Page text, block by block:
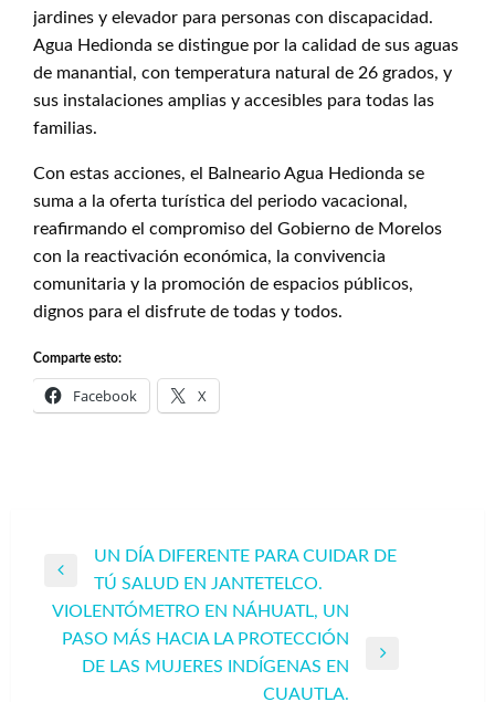
jardines y elevador para personas con discapacidad.
Agua Hedionda se distingue por la calidad de sus aguas
de manantial, con temperatura natural de 26 grados, y
sus instalaciones amplias y accesibles para todas las
familias.
Con estas acciones, el Balneario Agua Hedionda se
suma a la oferta turística del periodo vacacional,
reafirmando el compromiso del Gobierno de Morelos
con la reactivación económica, la convivencia
comunitaria y la promoción de espacios públicos,
dignos para el disfrute de todas y todos.
Comparte esto:
Facebook X
Navegación
entradas
Entrada
anterior
UN DÍA DIFERENTE PARA CUIDAR DE
TÚ SALUD EN JANTETELCO.
Entrada
VIOLENTÓMETRO EN NÁHUATL, UN
PASO MÁS HACIA LA PROTECCIÓN
DE LAS MUJERES INDÍGENAS EN
CUAUTLA.